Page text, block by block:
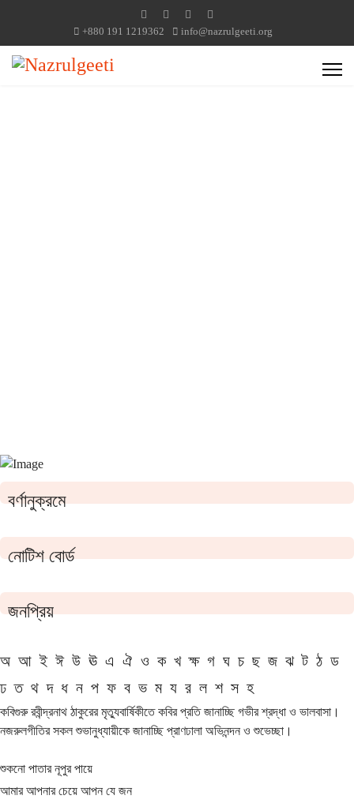
+880 191 1219362 info@nazrulgeeti.org
বর্ণানুক্রমে
নোটিশ বোর্ড
জনপ্রিয়
অ আ ই ঈ উ ঊ এ ঐ ও ক খ ক্ষ গ ঘ চ ছ জ ঝ ট ঠ ড
ঢ ত থ দ ধ ন প ফ ব ভ ম য র ল শ স হ
কবিগুরু রবীন্দ্রনাথ ঠাকুরের মৃত্যুবার্ষিকীতে কবির প্রতি জানাচ্ছি গভীর শ্রদ্ধা ও ভালবাসা।
নজরুলগীতির সকল শুভানুধ্যায়ীকে জানাচ্ছি প্রাণঢালা অভিনন্দন ও শুভেচ্ছা।
শুকনো পাতার নূপুর পায়ে
আমার আপনার চেয়ে আপন যে জন